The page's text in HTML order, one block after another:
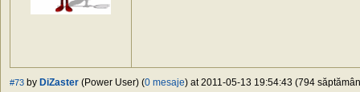
#73 by DiZaster (Power User) (0 mesaje) at 2011-05-13 19:54:43 (794